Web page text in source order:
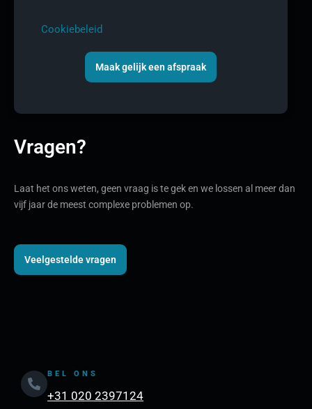
Cookiebeleid
Maak gelijk een afspraak
Vragen?
Laat het ons weten, geen vraag is te gek en we lossen al meer dan
vijf jaar de meest complexe problemen op.
Veelgestelde vragen
BEL ONS
+31 020 2397124